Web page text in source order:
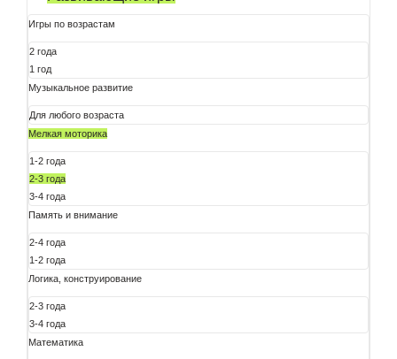
Игры по возрастам
2 года
1 год
Музыкальное развитие
Для любого возраста
Мелкая моторика
1-2 года
2-3 года
3-4 года
Память и внимание
2-4 года
1-2 года
Логика, конструирование
2-3 года
3-4 года
Математика